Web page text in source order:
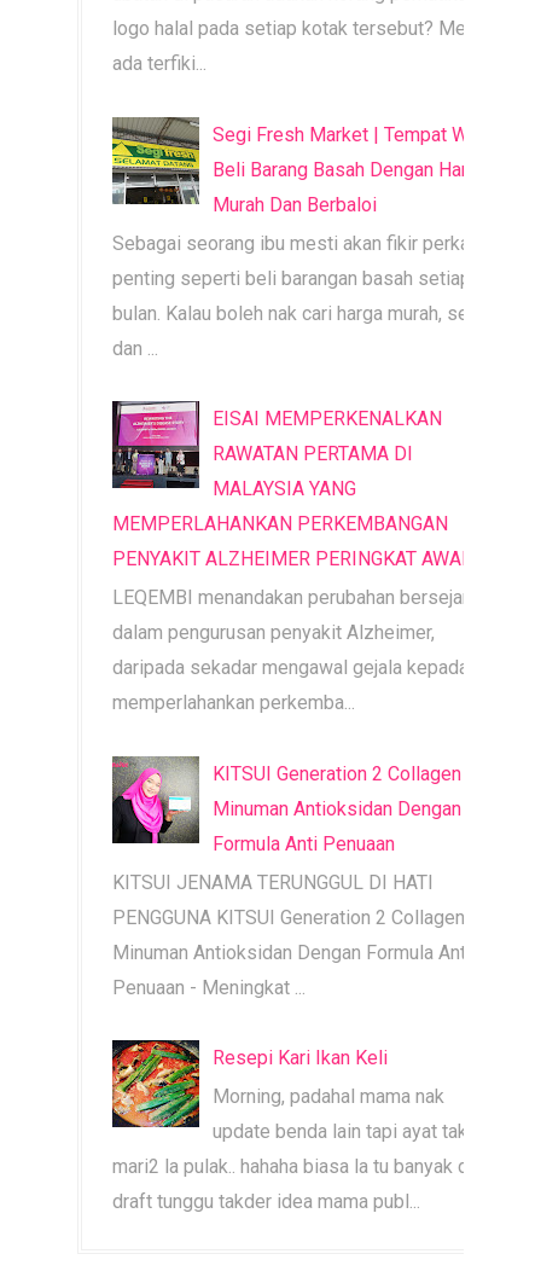
logo halal pada setiap kotak tersebut? Mesti
ada terfiki...
Segi Fresh Market | Tempat Wajib
Beli Barang Basah Dengan Harga
Murah Dan Berbaloi
Sebagai seorang ibu mesti akan fikir perkara
penting seperti beli barangan basah setiap
bulan. Kalau boleh nak cari harga murah, segar
dan ...
EISAI MEMPERKENALKAN
RAWATAN PERTAMA DI
MALAYSIA YANG
MEMPERLAHANKAN PERKEMBANGAN
PENYAKIT ALZHEIMER PERINGKAT AWAL
LEQEMBI menandakan perubahan bersejarah
dalam pengurusan penyakit Alzheimer,
daripada sekadar mengawal gejala kepada
memperlahankan perkemba...
KITSUI Generation 2 Collagen |
Minuman Antioksidan Dengan
Formula Anti Penuaan
KITSUI JENAMA TERUNGGUL DI HATI
PENGGUNA KITSUI Generation 2 Collagen |
Minuman Antioksidan Dengan Formula Anti
Penuaan - Meningkat ...
Resepi Kari Ikan Keli
Morning, padahal mama nak
update benda lain tapi ayat tak
mari2 la pulak.. hahaha biasa la tu banyak dah
draft tunggu takder idea mama publ...